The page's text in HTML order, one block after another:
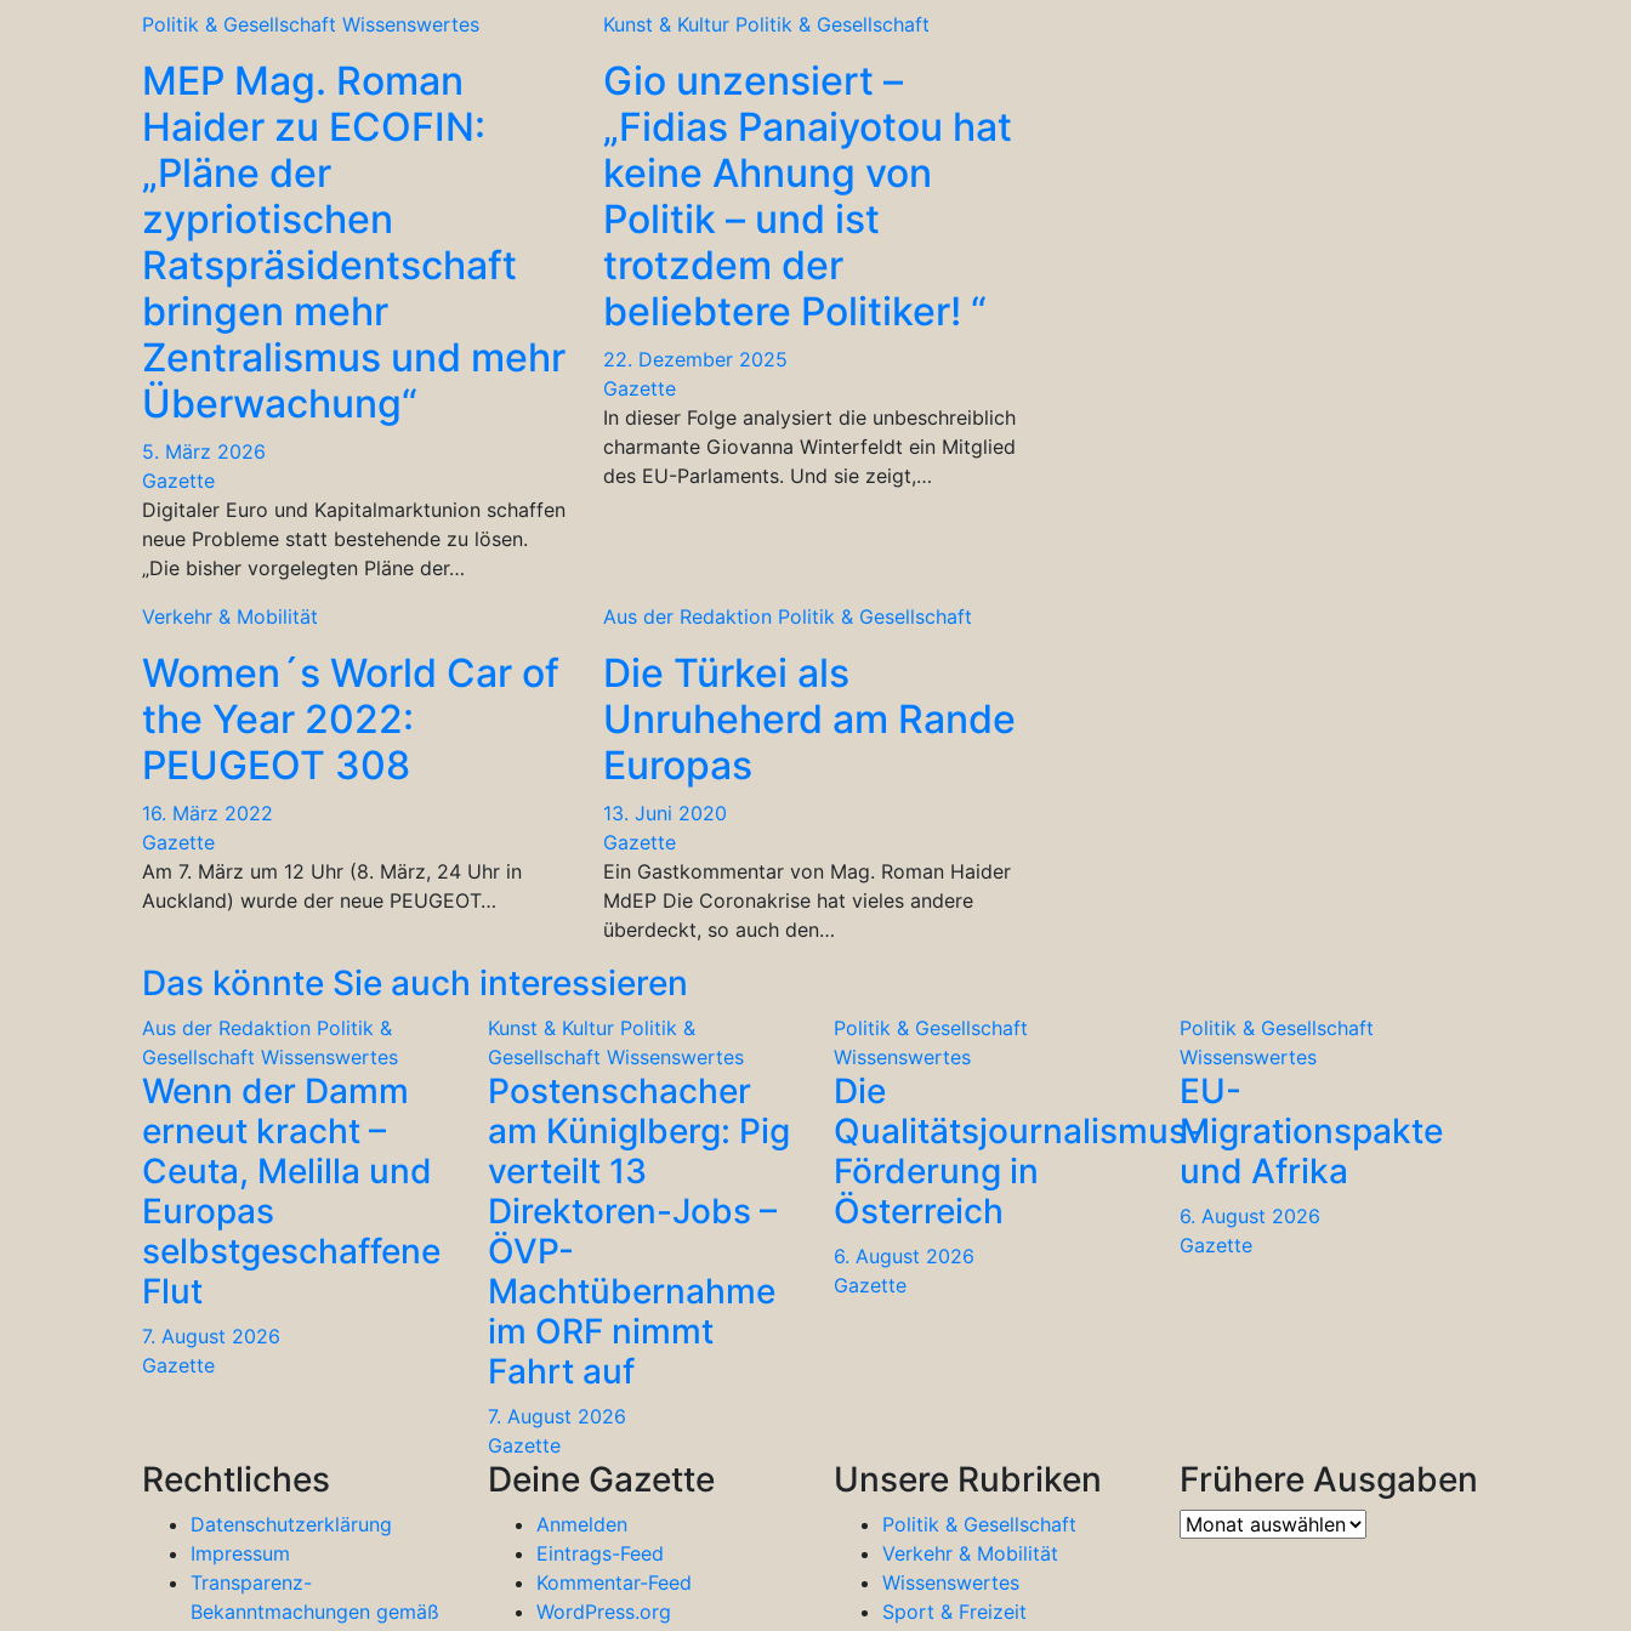
Politik & Gesellschaft Wissenswertes
MEP Mag. Roman
Haider zu ECOFIN:
„Pläne der
zypriotischen
Ratspräsidentschaft
bringen mehr
Zentralismus und mehr
Überwachung“
5. März 2026
Gazette
Digitaler Euro und Kapitalmarktunion schaffen
neue Probleme statt bestehende zu lösen.
„Die bisher vorgelegten Pläne der…
Kunst & Kultur Politik & Gesellschaft
Gio unzensiert –
„Fidias Panaiyotou hat
keine Ahnung von
Politik – und ist
trotzdem der
beliebtere Politiker! “
22. Dezember 2025
Gazette
In dieser Folge analysiert die unbeschreiblich
charmante Giovanna Winterfeldt ein Mitglied
des EU-Parlaments. Und sie zeigt,…
Verkehr & Mobilität
Women´s World Car of
the Year 2022:
PEUGEOT 308
16. März 2022
Gazette
Am 7. März um 12 Uhr (8. März, 24 Uhr in
Auckland) wurde der neue PEUGEOT…
Aus der Redaktion Politik & Gesellschaft
Die Türkei als
Unruheherd am Rande
Europas
13. Juni 2020
Gazette
Ein Gastkommentar von Mag. Roman Haider
MdEP Die Coronakrise hat vieles andere
überdeckt, so auch den…
Das könnte Sie auch interessieren
Aus der Redaktion Politik &
Gesellschaft Wissenswertes
Wenn der Damm
erneut kracht –
Ceuta, Melilla und
Europas
selbstgeschaffene
Flut
7. August 2026
Gazette
Kunst & Kultur Politik &
Gesellschaft Wissenswertes
Postenschacher
am Küniglberg: Pig
verteilt 13
Direktoren-Jobs –
ÖVP-
Machtübernahme
im ORF nimmt
Fahrt auf
7. August 2026
Gazette
Politik & Gesellschaft
Wissenswertes
Die
Qualitätsjournalismus-
Förderung in
Österreich
6. August 2026
Gazette
Politik & Gesellschaft
Wissenswertes
EU-
Migrationspakte
und Afrika
6. August 2026
Gazette
Rechtliches
Datenschutzerklärung
Impressum
Transparenz-
Bekanntmachungen gemäß
Deine Gazette
Anmelden
Eintrags-Feed
Kommentar-Feed
WordPress.org
Unsere Rubriken
Politik & Gesellschaft
Verkehr & Mobilität
Wissenswertes
Sport & Freizeit
Frühere Ausgaben
Frühere